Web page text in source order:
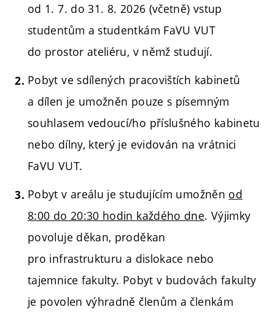
od 1. 7. do 31. 8. 2026 (včetně) vstup
studentům a studentkám FaVU VUT
do prostor ateliéru, v němž studují.
Pobyt ve sdílených pracovištích kabinetů
a dílen je umožněn pouze s písemným
souhlasem vedoucí/ho příslušného kabinetu
nebo dílny, který je evidován na vrátnici
FaVU VUT.
Pobyt v areálu je studujícím umožněn od
8:00 do 20:30 hodin každého dne. Výjimky
povoluje děkan, proděkan
pro infrastrukturu a dislokace nebo
tajemnice fakulty. Pobyt v budovách fakulty
je povolen výhradně členům a členkám